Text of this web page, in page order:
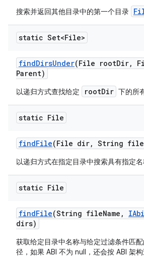
搜索并返回其他目录中的第一个目录
static Set<File>
findDirsUnder(File rootDir,
Parent)
以递归方式查找给定 rootDir 下的所
static File
findFile(File dir, String file
以递归方式在指定目录中搜索具有指定
static File
findFile(String fileName , IAbi
dirs)
获取给定目录中名称与给定过滤条件匹
径，如果 ABI 不为 null，还会按 ABI 架构